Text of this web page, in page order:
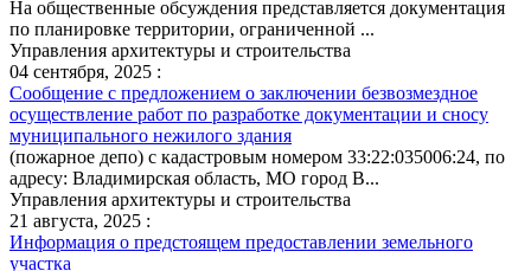
На общественные обсуждения представляется документация
по планировке территории, ограниченной ...
Управления архитектуры и строительства
04 сентября, 2025 :
Сообщение с предложением о заключении безвозмездное
осуществление работ по разработке документации и сносу
муниципального нежилого здания
(пожарное депо) с кадастровым номером 33:22:035006:24, по
адресу: Владимирская область, МО город В...
Управления архитектуры и строительства
21 августа, 2025 :
Информация о предстоящем предоставлении земельного
участка